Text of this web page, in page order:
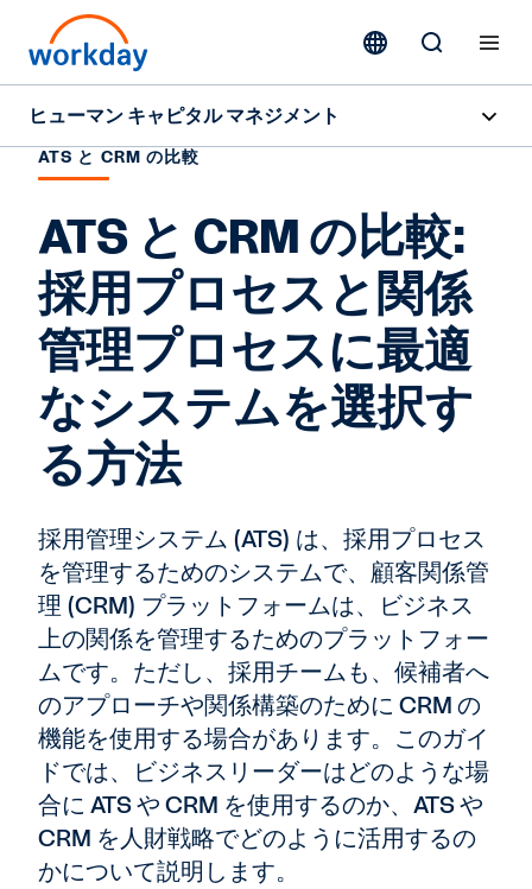
ヒューマン キャピタル マネジメント
概要
機能
リソース
お問い合わせ
ATS と CRM の比較
ATS と CRM の比較:
採用プロセスと関係
管理プロセスに最適
なシステムを選択す
る方法
採用管理システム (ATS) は、採用プロセス
を管理するためのシステムで、顧客関係管
理 (CRM) プラットフォームは、ビジネス
上の関係を管理するためのプラットフォー
ムです。ただし、採用チームも、候補者へ
のアプローチや関係構築のために CRM の
機能を使用する場合があります。このガイ
ドでは、ビジネスリーダーはどのような場
合に ATS や CRM を使用するのか、ATS や
CRM を人財戦略でどのように活用するの
かについて説明します。